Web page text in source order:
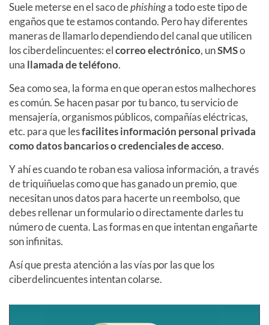
Suele meterse en el saco dephishinga todo este tipo de
engaños que te estamos contando. Pero hay diferentes
maneras de llamarlo dependiendo del canal que utilicen
los ciberdelincuentes: elcorreo electrónico, unSMSo
una llamada de teléfono.
Sea como sea, la forma en que operan estos malhechores
es común. Se hacen pasar por tu banco, tu servicio de
mensajería, organismos públicos, compañías eléctricas,
etc. para que lesfacilites información personal privada
como datos bancarios o credenciales de acceso.
Y ahí es cuando te roban esa valiosa información, a través
de triquiñuelas como que has ganado un premio, que
necesitan unos datos para hacerte un reembolso, que
debes rellenar un formulario o directamente darles tu
número de cuenta. Las formas en que intentan engañarte
son infinitas.
Así que presta atención a las vías por las que los
ciberdelincuentes intentan colarse.